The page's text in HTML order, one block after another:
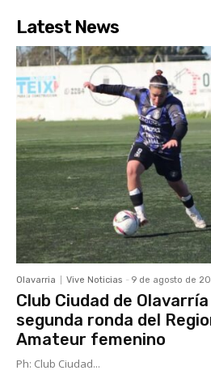
Latest News
Olavarria Vive Noticias - 9 de agosto de
Club Ciudad de
segunda ronda del
Amateur femenino
Ph: Club Ciudad...